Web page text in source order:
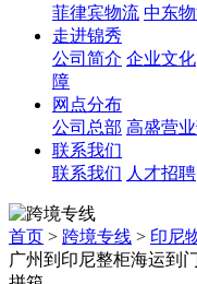
菲律宾物流 中东
走进锦秀
公司简介 企业文化
障
网点分布
公司总部 高盛营
联系我们
联系我们 人才招聘
首页 > 跨境专线 > 印尼
广州到印尼整柜海运到